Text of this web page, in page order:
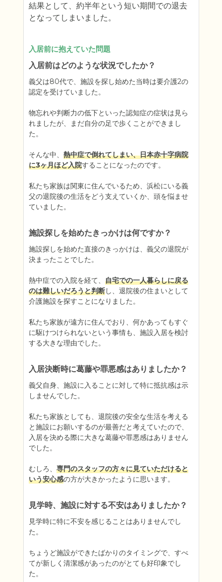
結果として、約半年という短い期間での退去
となってしまいました。
入居前に抱えていた問題
入居前はどのような状況でしたか？
義父は80代で、施設を探し始めた当時は要介護2の
認定を受けていました。
物忘れや判断力の低下といった認知症の症状は見ら
れましたが、まだ自分の足で歩くことができまし
た。
そんな中、 熱中症で倒れてしまい、日本赤十字病院
に3ヶ月ほど入院することになったのです。
私たち家族は関東に住んでいるため、浜松にいる義
父の退院後の生活をどう支えていくか、頭を悩ませ
ていました。
施設探しを始めたきっかけは何ですか？
施設探しを始めた直接のきっかけは、義父の退院が
決まったことでした。
熱中症での入院を経て、 自宅での一人暮らしに戻る
のは難しいだろうと判断し、退院後の住まいとして
介護施設を探すことになりました。
私たち家族が遠方に住んでおり、何かあってもすぐ
に駆けつけられないという事情も、施設入居を検討
する大きな理由でした。
入居決断時に葛藤や罪悪感はありましたか？
義父自身、施設に入ることに対して特に抵抗感は示
しませんでした。
私たち家族としても、退院後の安全な生活を考える
と施設にお願いするのが最善だと考えていたので、
入居を決める際に大きな葛藤や罪悪感はありません
でした。
むしろ、 専門のスタッフの方々に見ていただけると
いう安心感の方が大きかったように思います。
見学時、施設に対する不安はありましたか？
見学時に特に不安を感じることはありませんでし
た。
ちょうど施設ができたばかりのタイミングで、すべ
てが新しく清潔感があったのがとても好印象でし
た。